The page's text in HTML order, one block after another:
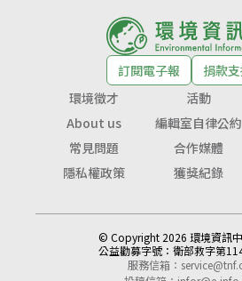
訂閱電子報
捐款
環境徵才
活動
About us
編輯室自律公約
常見問題
合作媒體
隱私權政策
獲獎紀錄
© Copyright 2026 環境資訊
公益勸募字號： 衛部救字第
服務信箱：